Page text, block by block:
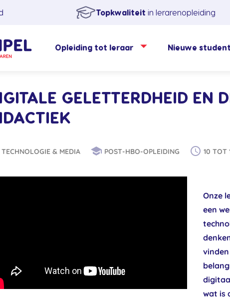
Topkwaliteit in lerarenopleiding
Opleiding tot leraar Nieuwe student
GELETTERDHEID EN
TECHNOLOGIE & MEDIA school POST-HBO-OPLEIDING schedule 10 TOT
Onze
een
wat is